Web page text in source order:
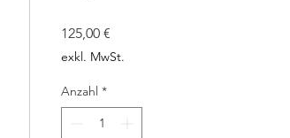
125,00 €
exkl. MwSt.
Anzahl *